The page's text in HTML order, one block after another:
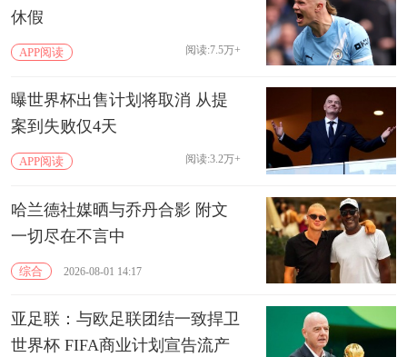
休假
APP阅读 阅读:7.5万+
曝世界杯出售计划将取消 从提
案到失败仅4天
APP阅读 阅读:3.2万+
哈兰德社媒晒与乔丹合影 附文
一切尽在不言中
综合 2026-08-01 14:17
亚足联：与欧足联团结一致捍卫
世界杯 FIFA商业计划宣告流产